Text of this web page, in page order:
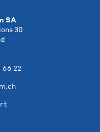
SA
30
66 22